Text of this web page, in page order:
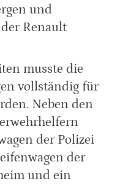
und
Renault
musste die
vollständig für
Neben den
der Polizei
der
und ein